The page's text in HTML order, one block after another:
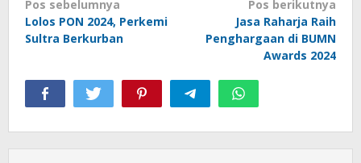
Navigasi
pos
Pos sebelumnya
Lolos PON 2024, Perkemi
Sultra Berkurban
Pos berikutnya
Jasa Raharja Raih
Penghargaan di BUMN
Awards 2024